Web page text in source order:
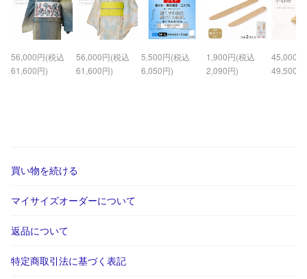
56,000円(税込
61,600円)
56,000円(税込
61,600円)
5,500円(税込
6,050円)
1,900円(税込
2,090円)
45,000
49,500
買い物を続ける
マイサイズオーダーについて
返品について
特定商取引法に基づく表記